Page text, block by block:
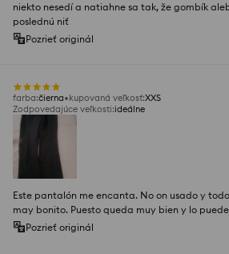
niekto nesedí a natiahne sa tak, že gombík
poslednú niť
Pozrieť originál
farba:čierna kupovaná veľkosť:XXS
Zodpovedajúce veľkosti:ideálne
Este pantalón me encanta. No on usado y
may bonito. Puesto queda muy bien y lo
Pozrieť originál